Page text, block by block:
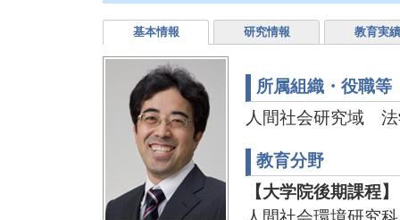
基本情報 研究情報 教育実績
所属組織・役職等
人間社会研究域
教育分野
【大学院後期課程】